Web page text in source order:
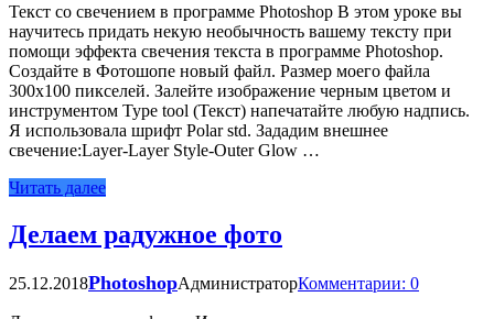
Текст со свечением в программе Photoshop В этом уроке вы
научитесь придать некую необычность вашему тексту при
помощи эффекта свечения текста в программе Photoshop.
Создайте в Фотошопе новый файл. Размер моего файла
300х100 пикселей. Залейте изображение черным цветом и
инструментом Type tool (Текст) напечатайте любую надпись.
Я использовала шрифт Polar std. Зададим внешнее
свечение:Layer-Layer Style-Outer Glow …
Читать далее
Делаем радужное фото
25.12.2018PhotoshopАдминистраторКомментарии: 0